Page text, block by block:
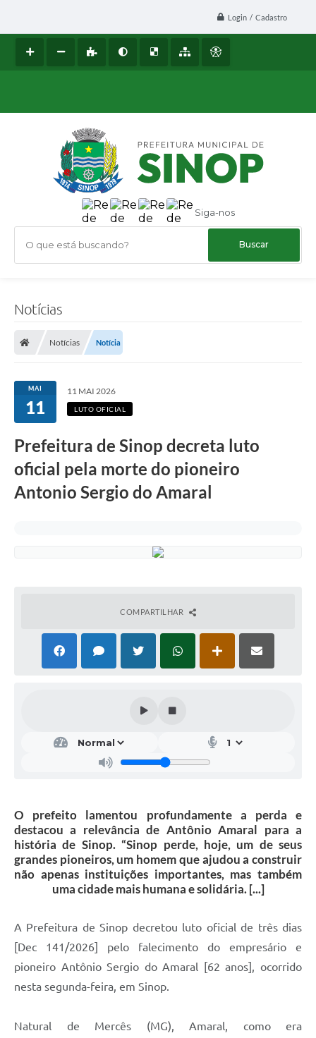
Login / Cadastro
Siga-nos
O que está buscando?
Notícias
Notícias Notícia
MAI
11
11 MAI 2026
LUTO OFICIAL
Prefeitura de Sinop decreta luto
oficial pela morte do pioneiro
Antonio Sergio do Amaral
COMPARTILHAR
O prefeito lamentou profundamente a perda e
destacou a relevância de Antônio Amaral para a
história de Sinop. “Sinop perde, hoje, um de seus
grandes pioneiros, um homem que ajudou a construir
não apenas instituições importantes, mas também
uma cidade mais humana e solidária. [...]
A Prefeitura de Sinop decretou luto oficial de três dias
[Dec 141/2026] pelo falecimento do empresário e
pioneiro Antônio Sergio do Amaral [62 anos], ocorrido
nesta segunda-feira, em Sinop.
Natural de Mercês (MG), Amaral, como era